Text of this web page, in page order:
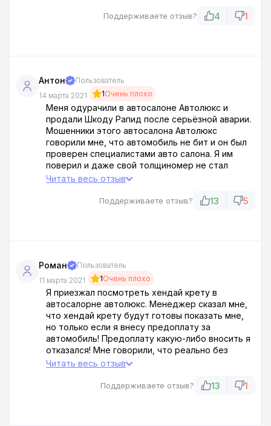
автолюкс просто е*учие мошенники! Я не
Поддерживаете отзыв? 4 1
Антон
Пользователь
14 марта 2021
1Очень плохо
Меня одурачили в автосалоне Автолюкс и
продали Шкоду Рапид после серьёзной аварии.
Мошенники этого автосалона Автолюкс
говорили мне, что автомобиль не бит и он был
проверен специалистами авто салона. Я им
поверил и даже свой толщиномер не стал
брать с собой. Как лоха развели! Дома
крыло вварено от другой тачки! Машина —
Читать весь отзыв
Поддерживаете отзыв? 13 5
Роман
Пользователь
11 марта 2021
1Очень плохо
Я приезжал посмотреть хендай крету в
автосалорне автолюкс. Менеджер сказал мне,
что хендай крету будут готовы показать мне,
но только если я внесу предоплату за
автомобиль! Предоплату какую-либо вносить я
отказался! Мне говорили, что реально без
предоплаты мне ни один автосалон никакого
вообще е*анутый конченый автосалон! Я уехал
Читать весь отзыв
Поддерживаете отзыв? 13 1